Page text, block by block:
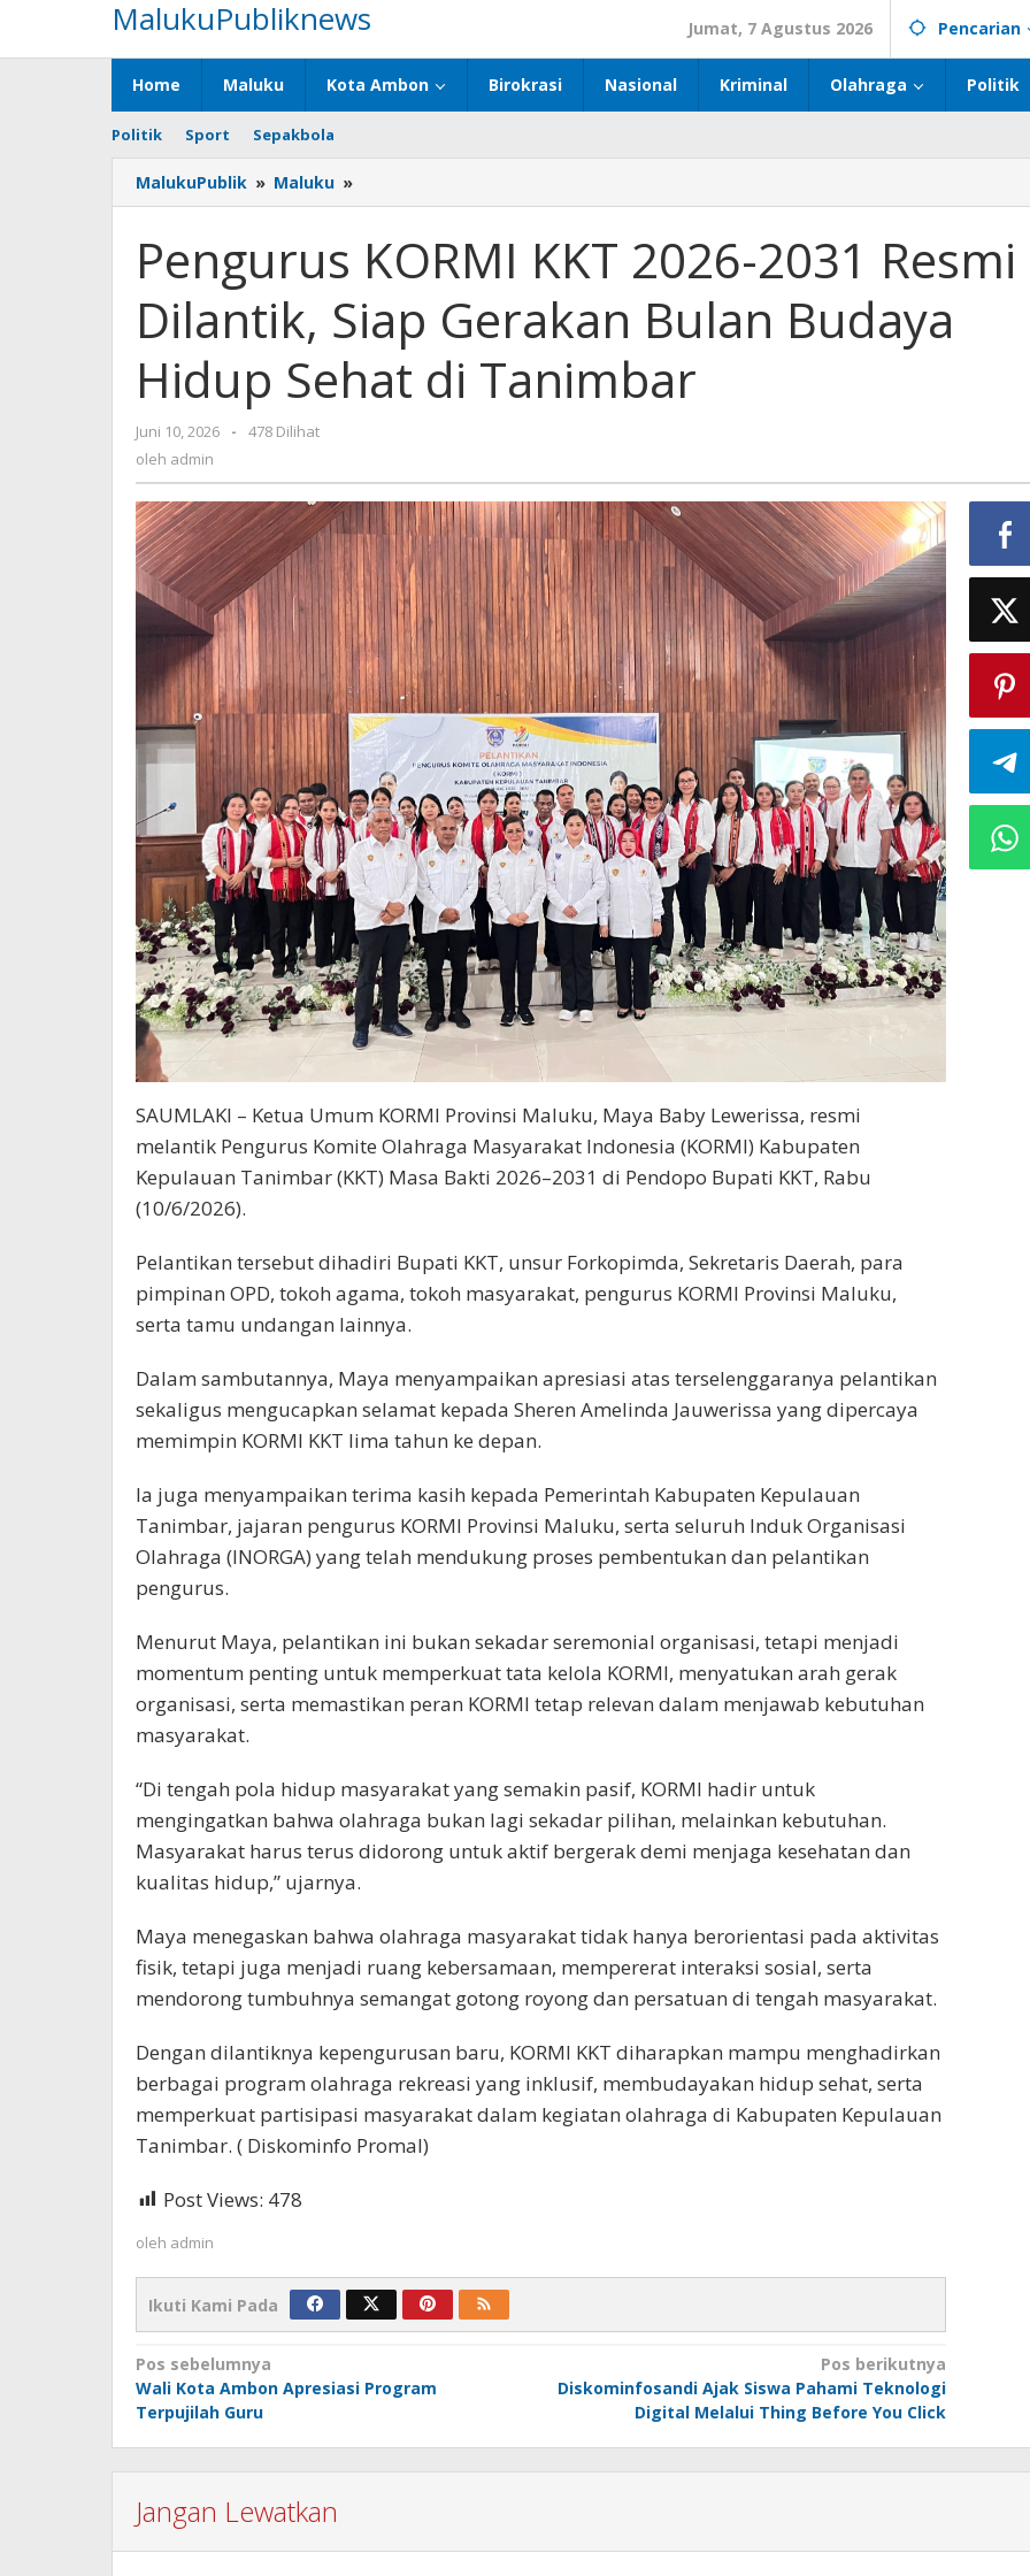
konten
MalukuPubliknews Jumat, 7 Agustus 2026 Pencarian
Home Maluku Kota Ambon Birokrasi Nasional Kriminal Olahraga Politik
Politik Sport Sepakbola
MalukuPublik » Maluku »
KORMI
2026-
2031
Resmi
Dilantik,
Gerakan
Bulan
di
Tanimbar
Pengurus KORMI KKT 2026-2031 Resmi
Dilantik, Siap Gerakan Bulan Budaya
Hidup Sehat di Tanimbar
Juni 10, 2026
oleh
-
478 Dilihat
oleh admin
SAUMLAKI – Ketua Umum KORMI Provinsi Maluku, Maya Baby Lewerissa, resmi
melantik Pengurus Komite Olahraga Masyarakat Indonesia (KORMI) Kabupaten
Kepulauan Tanimbar (KKT) Masa Bakti 2026–2031 di Pendopo Bupati KKT, Rabu
(10/6/2026).
Pelantikan tersebut dihadiri Bupati KKT, unsur Forkopimda, Sekretaris Daerah, para
pimpinan OPD, tokoh agama, tokoh masyarakat, pengurus KORMI Provinsi Maluku,
serta tamu undangan lainnya.
Dalam sambutannya, Maya menyampaikan apresiasi atas terselenggaranya pelantikan
sekaligus mengucapkan selamat kepada Sheren Amelinda Jauwerissa yang dipercaya
memimpin KORMI KKT lima tahun ke depan.
Ia juga menyampaikan terima kasih kepada Pemerintah Kabupaten Kepulauan
Tanimbar, jajaran pengurus KORMI Provinsi Maluku, serta seluruh Induk Organisasi
Olahraga (INORGA) yang telah mendukung proses pembentukan dan pelantikan
pengurus.
Menurut Maya, pelantikan ini bukan sekadar seremonial organisasi, tetapi menjadi
momentum penting untuk memperkuat tata kelola KORMI, menyatukan arah gerak
organisasi, serta memastikan peran KORMI tetap relevan dalam menjawab kebutuhan
masyarakat.
“Di tengah pola hidup masyarakat yang semakin pasif, KORMI hadir untuk
mengingatkan bahwa olahraga bukan lagi sekadar pilihan, melainkan kebutuhan.
Masyarakat harus terus didorong untuk aktif bergerak demi menjaga kesehatan dan
kualitas hidup,” ujarnya.
Maya menegaskan bahwa olahraga masyarakat tidak hanya berorientasi pada aktivitas
fisik, tetapi juga menjadi ruang kebersamaan, mempererat interaksi sosial, serta
mendorong tumbuhnya semangat gotong royong dan persatuan di tengah masyarakat.
Dengan dilantiknya kepengurusan baru, KORMI KKT diharapkan mampu menghadirkan
berbagai program olahraga rekreasi yang inklusif, membudayakan hidup sehat, serta
memperkuat partisipasi masyarakat dalam kegiatan olahraga di Kabupaten Kepulauan
Tanimbar. ( Diskominfo Promal)
Post Views: 478
oleh admin
Ikuti Kami Pada
Navigasi
pos
Pos sebelumnya
Wali Kota Ambon Apresiasi Program
Terpujilah Guru
Pos berikutnya
Diskominfosandi Ajak Siswa Pahami Teknologi
Digital Melalui Thing Before You Click
Jangan Lewatkan